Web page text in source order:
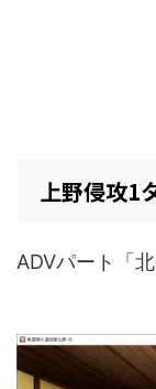
上野侵攻1
ADVパート「